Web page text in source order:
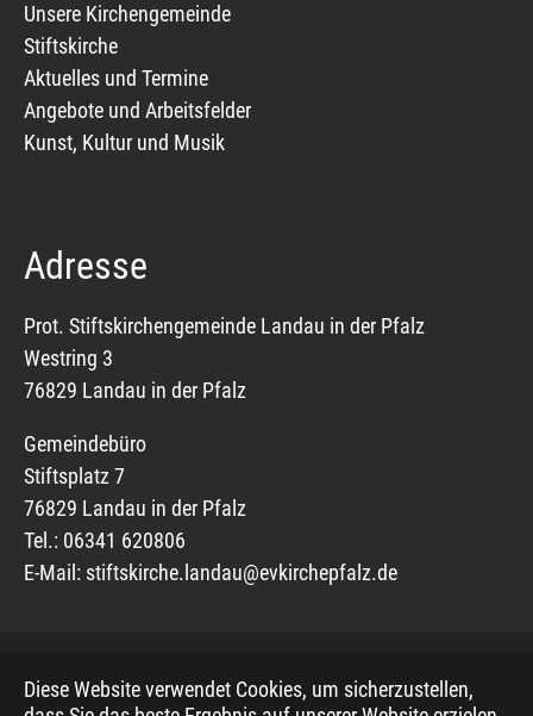
Diese Website verwendet Cookies, um sicherzustellen,
Unsere Kirchengemeinde
Stiftskirche
Aktuelles und Termine
Angebote und Arbeitsfelder
Kunst, Kultur und Musik
Adresse
Prot. Stiftskirchengemeinde Landau in der Pfalz
Westring 3
76829 Landau in der Pfalz
Gemeindebüro
Stiftsplatz 7
76829 Landau in der Pfalz
Tel.: 06341 620806
E-Mail: stiftskirche.landau@evkirchepfalz.de